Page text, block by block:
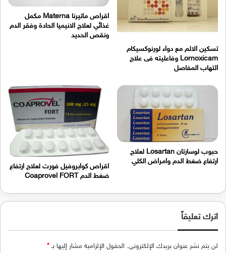
تسكين الالم مع دواء لورنوكسيكام
Lornoxicam وفاعليته فى علاج
التهاب المفاصل
اقراص ماتيرنا Materna مكمل
غذائي لعلاج الانيميا الحادة وفقر الدم
ونقص الحديد
حبوب لوسارتان Losartan لعلاج
ارتفاع ضغط الدم وامراض الكلي
اقراص كوابروفيل فورت لعلاج ارتفاع
ضغط الدم Coaprovel FORT
اترك تعليقاً
لن يتم نشر عنوان بريدك الإلكتروني. الحقول الإلزامية مشار إليها بـ*